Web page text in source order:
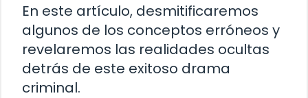
En este artículo, desmitificaremos
algunos de los conceptos erróneos y
revelaremos las realidades ocultas
detrás de este exitoso drama
criminal.